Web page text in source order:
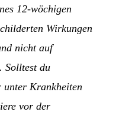
12-wöchigen
Wirkungen
nicht auf
Solltest du
unter Krankheiten
vor der